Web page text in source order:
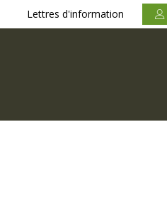
Lettres d'information